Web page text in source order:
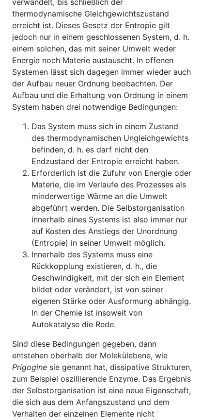
verwandelt, bis schließlich der
thermodynamische Gleichgewichtszustand
erreicht ist. Dieses Gesetz der Entropie gilt
jedoch nur in einem geschlossenen System, d. h.
einem solchen, das mit seiner Umwelt weder
Energie noch Materie austauscht. In offenen
Systemen lässt sich dagegen immer wieder auch
der Aufbau neuer Ordnung beobachten. Der
Aufbau und die Erhaltung von Ordnung in einem
System haben drei notwendige Bedingungen:
Das System muss sich in einem Zustand
des thermodynamischen Ungleichgewichts
befinden, d. h. es darf nicht den
Endzustand der Entropie erreicht haben.
Erforderlich ist die Zufuhr von Energie oder
Materie, die im Verlaufe des Prozesses als
minderwertige Wärme an die Umwelt
abgeführt werden. Die Selbstorganisation
innerhalb eines Systems ist also immer nur
auf Kosten des Anstiegs der Unordnung
(Entropie) in seiner Umwelt möglich.
Innerhalb des Systems muss eine
Rückkopplung existieren, d. h., die
Geschwindigkeit, mit der sich ein Element
bildet oder verändert, ist von seiner
eigenen Stärke oder Ausformung abhängig.
In der Chemie ist insoweit von
Autokatalyse die Rede.
Sind diese Bedingungen gegeben, dann
entstehen oberhalb der Molekülebene, wie
Prigogine sie genannt hat, dissipative Strukturen,
zum Beispiel oszillierende Enzyme. Das Ergebnis
der Selbstorganisation ist eine neue Eigenschaft,
die sich aus dem Anfangszustand und dem
Verhalten der einzelnen Elemente nicht